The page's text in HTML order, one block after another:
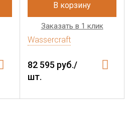
В корзину
Заказать в 1 клик
Wassercraft
82 595 руб./
шт.